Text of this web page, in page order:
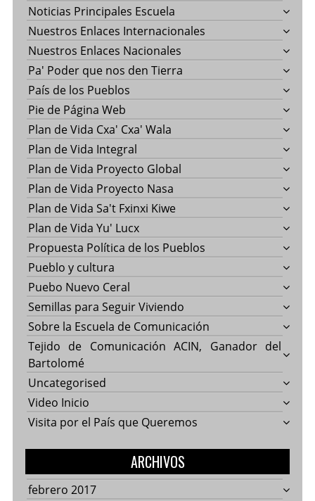
Noticias Principales Escuela
Nuestros Enlaces Internacionales
Nuestros Enlaces Nacionales
Pa' Poder que nos den Tierra
País de los Pueblos
Pie de Página Web
Plan de Vida Cxa' Cxa' Wala
Plan de Vida Integral
Plan de Vida Proyecto Global
Plan de Vida Proyecto Nasa
Plan de Vida Sa't Fxinxi Kiwe
Plan de Vida Yu' Lucx
Propuesta Política de los Pueblos
Pueblo y cultura
Puebo Nuevo Ceral
Semillas para Seguir Viviendo
Sobre la Escuela de Comunicación
Tejido de Comunicación ACIN, Ganador del
Bartolomé
Uncategorised
Video Inicio
Visita por el País que Queremos
ARCHIVOS
febrero 2017